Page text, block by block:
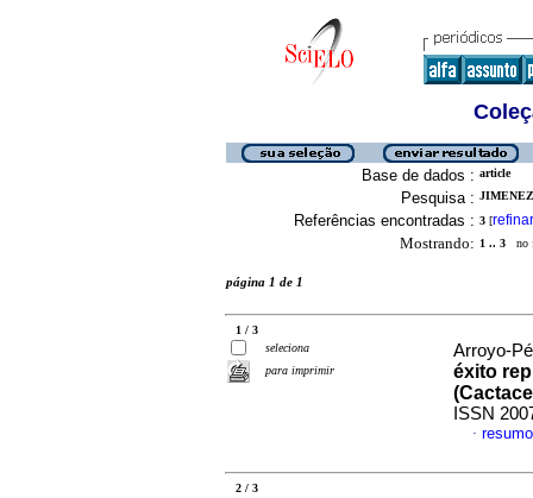
Base de dados : article
Pesquisa :
Referências encontradas : 3 [refinar
Mostrando: 1 .. 3 no
página 1 de 1
1 / 3
seleciona
para imprimir
Arroyo-
éxito
ISSN
·
2 / 3